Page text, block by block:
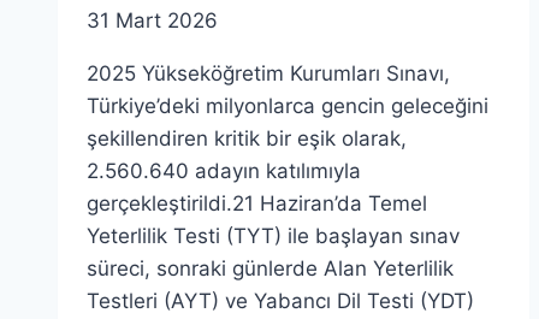
31 Mart 2026
2025 Yükseköğretim Kurumları Sınavı,
Türkiye’deki milyonlarca gencin geleceğini
şekillendiren kritik bir eşik olarak,
2.560.640 adayın katılımıyla
gerçekleştirildi.21 Haziran’da Temel
Yeterlilik Testi (TYT) ile başlayan sınav
süreci, sonraki günlerde Alan Yeterlilik
Testleri (AYT) ve Yabancı Dil Testi (YDT)